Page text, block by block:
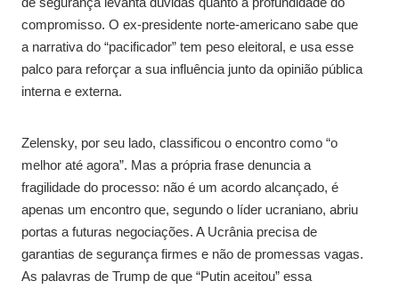
compromisso. O ex-presidente norte-americano sabe que
a narrativa do “pacificador” tem peso eleitoral, e usa esse
palco para reforçar a sua influência junto da opinião pública
interna e externa.
Zelensky, por seu lado, classificou o encontro como “o
melhor até agora”. Mas a própria frase denuncia a
fragilidade do processo: não é um acordo alcançado, é
apenas um encontro que, segundo o líder ucraniano, abriu
portas a futuras negociações. A Ucrânia precisa de
garantias de segurança firmes e não de promessas vagas.
As palavras de Trump de que “Putin aceitou” essa